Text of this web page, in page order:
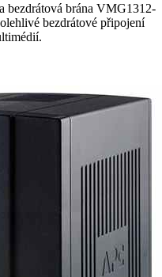
brána VMG1312-
bezdrátové připojení